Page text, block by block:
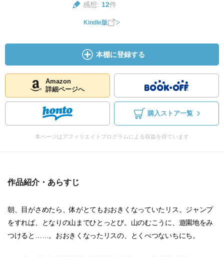
感想: 12件
Kindle版
本棚に登録する
Amazon
詳細ページへ
購入ストア一覧
本ページはアフィリエイトプログラムによる収益を得ています
作品紹介・あらすじ
朝、目がさめたら、体がとてもおおきくなっていたリス。ジャンプ
をすれば、となりの山までひとっとび。山のむこうに、遊園地をみ
つけると……。おおきくなったリスの、とくべつないちにち。